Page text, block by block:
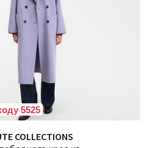
5525
COLLECTIONS